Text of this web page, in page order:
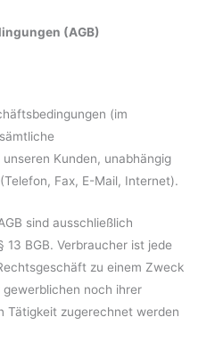
(AGB)
(im
Kunden, unabhängig
Fax, E-Mail, Internet).
sind ausschließlich
13 BGB. Verbraucher ist jede
zu einem Zweck
noch ihrer
Tätigkeit zugerechnet werden